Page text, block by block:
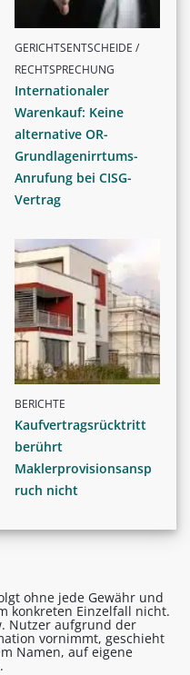
GERICHTSENTSCHEIDE /
RECHTSPRECHUNG
Internationaler
Warenkauf: Keine
alternative OR-
Grundlagenirrtums-
Anrufung bei CISG-
Vertrag
BERICHTE
Kaufvertragsrücktritt
berührt
Maklerprovisionsansp
ruch nicht
ohne jede Gewähr und
konkreten Einzelfall nicht.
Nutzer aufgrund der
vornimmt, geschieht
Namen, auf eigene